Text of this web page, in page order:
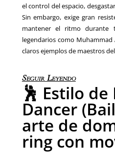
el control del espacio,
Sin embargo, exige gran
mantener el ritmo durante
legendarios como
claros ejemplos de maestros
Seguir Leyendo
🕺 Estilo de
Dancer
arte de
ring con